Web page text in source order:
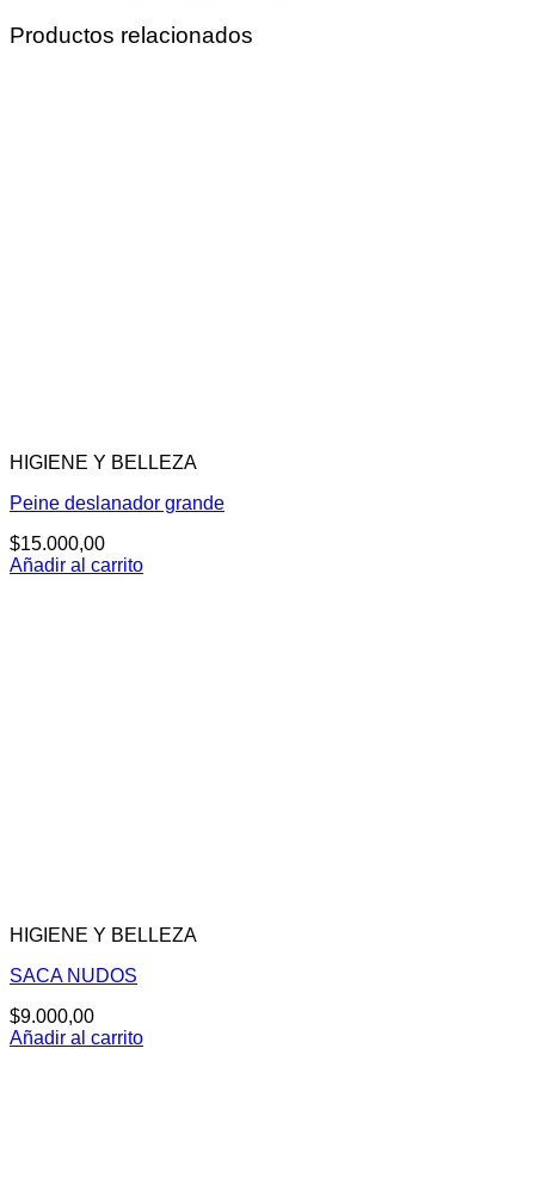
Productos relacionados
HIGIENE Y BELLEZA
Peine deslanador grande
$15.000,00
Añadir al carrito
HIGIENE Y BELLEZA
SACA NUDOS
$9.000,00
Añadir al carrito